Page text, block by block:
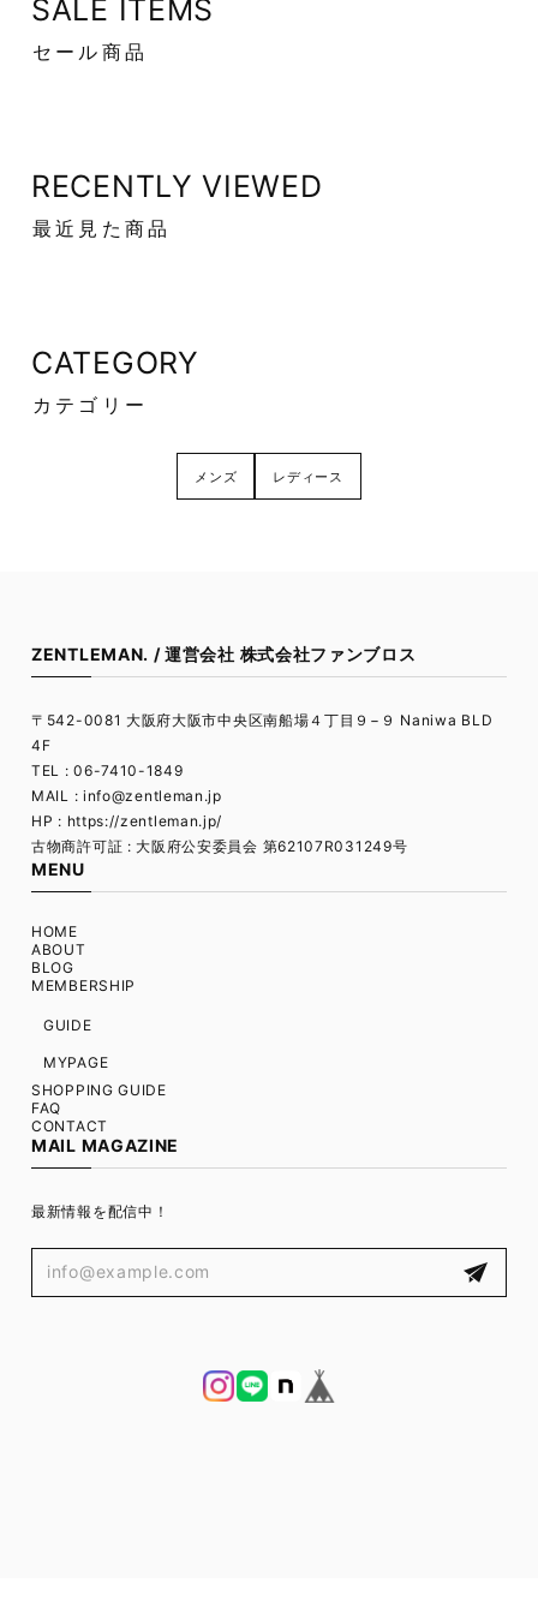
SALE ITEMS
セール商品
RECENTLY VIEWED
最近見た商品
CATEGORY
カテゴリー
メンズ レディース
ZENTLEMAN. / 運営会社 株式会社ファンブロス
〒542-0081 大阪府大阪市中央区南船場４丁目９−９ Naniwa BLD
4F
TEL : 06-7410-1849
MAIL : info@zentleman.jp
HP : https://zentleman.jp/
古物商許可証 : 大阪府公安委員会 第62107R031249号
MENU
HOME
ABOUT
BLOG
MEMBERSHIP
GUIDE
MYPAGE
SHOPPING GUIDE
FAQ
CONTACT
MAIL MAGAZINE
最新情報を配信中！